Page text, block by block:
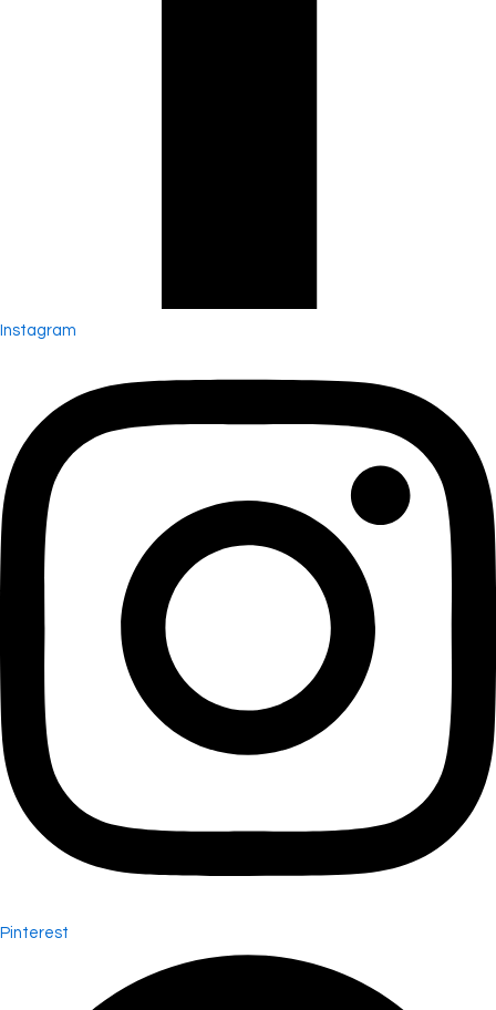
Instagram
Pinterest